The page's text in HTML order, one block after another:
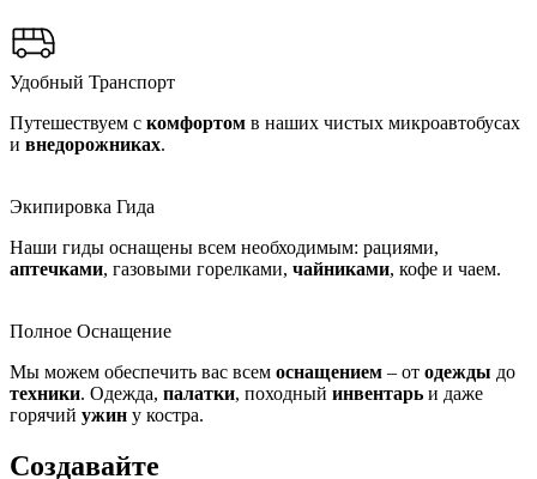
Удобный Транспорт
Путешествуем с комфортом в наших чистых микроавтобусах
и внедорожниках.
Экипировка Гида
Наши гиды оснащены всем необходимым: рациями,
аптечками, газовыми горелками, чайниками, кофе и чаем.
Полное Оснащение
Мы можем обеспечить вас всем оснащением – от одежды до
техники. Одежда, палатки, походный инвентарь и даже
горячий ужин у костра.
Создавайте